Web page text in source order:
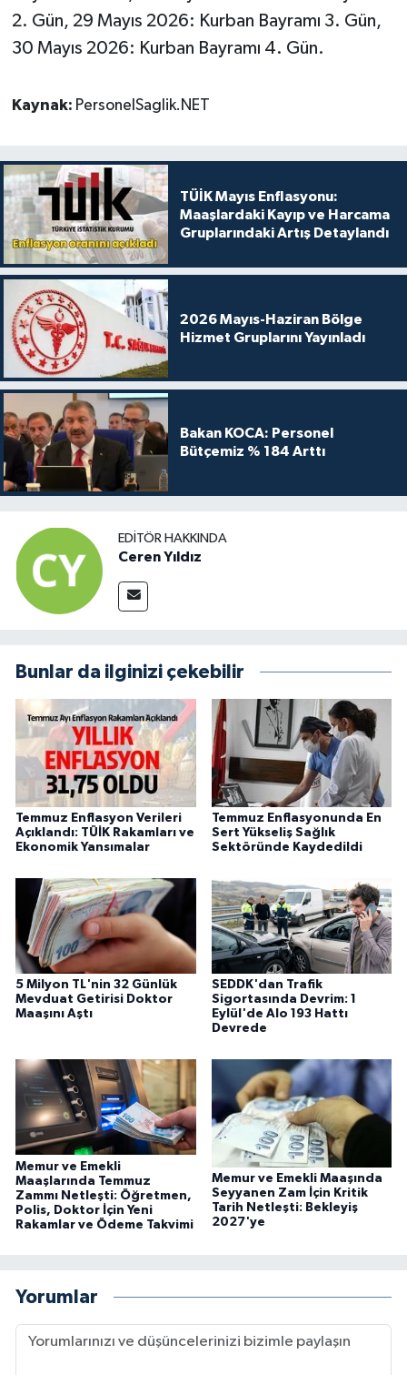
2. Gün, 29 Mayıs 2026: Kurban Bayramı 3. Gün,
30 Mayıs 2026: Kurban Bayramı 4. Gün.
Kaynak: PersonelSaglik.NET
TÜİK Mayıs Enflasyonu:
Maaşlardaki Kayıp ve Harcama
Gruplarındaki Artış Detaylandı
2026 Mayıs-Haziran Bölge
Hizmet Gruplarını Yayınladı
Bakan KOCA: Personel
Bütçemiz % 184 Arttı
EDITÖR HAKKINDA
Ceren Yıldız
Bunlar da ilginizi çekebilir
Temmuz Enflasyon Verileri
Açıklandı: TÜİK Rakamları ve
Ekonomik Yansımalar
Temmuz Enflasyonunda En
Sert Yükseliş Sağlık
Sektöründe Kaydedildi
5 Milyon TL'nin 32 Günlük
Mevduat Getirisi Doktor
Maaşını Aştı
SEDDK'dan Trafik
Sigortasında Devrim: 1
Eylül'de Alo 193 Hattı
Devrede
Memur ve Emekli
Maaşlarında Temmuz
Zammı Netleşti: Öğretmen,
Polis, Doktor İçin Yeni
Rakamlar ve Ödeme Takvimi
Memur ve Emekli Maaşında
Seyyanen Zam İçin Kritik
Tarih Netleşti: Bekleyiş
2027'ye
Yorumlar